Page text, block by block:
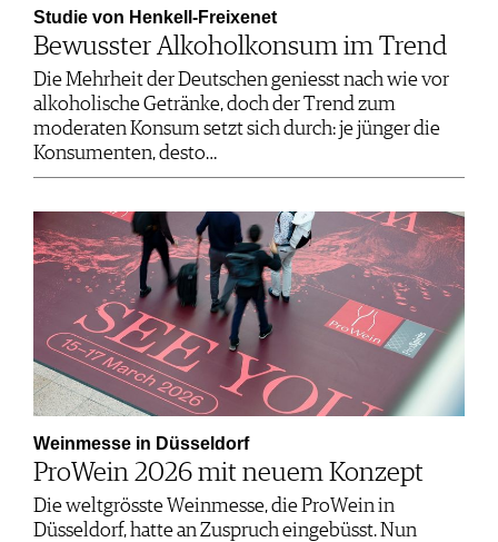
Studie von Henkell-Freixenet
Bewusster Alkoholkonsum im Trend
Die Mehrheit der Deutschen geniesst nach wie vor
alkoholische Getränke, doch der Trend zum
moderaten Konsum setzt sich durch: je jünger die
Konsumenten, desto…
Weinmesse in Düsseldorf
ProWein 2026 mit neuem Konzept
Die weltgrösste Weinmesse, die ProWein in
Düsseldorf, hatte an Zuspruch eingebüsst. Nun